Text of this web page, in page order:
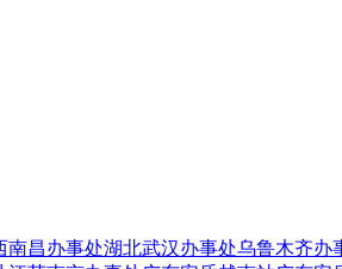
南昌办事处湖北武汉办事处乌鲁木齐办